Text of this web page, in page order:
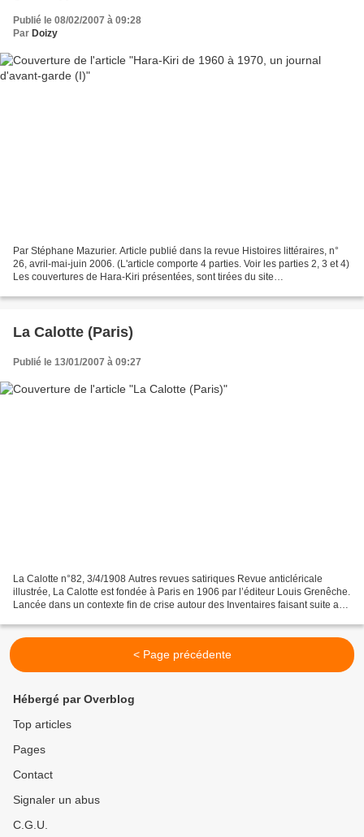
Publié le 08/02/2007 à 09:28
Par Doizy
Par Stéphane Mazurier. Article publié dans la revue Histoires littéraires, n°
26, avril-mai-juin 2006. (L'article comporte 4 parties. Voir les parties 2, 3 et 4)
Les couvertures de Hara-Kiri présentées, sont tirées du site
La Calotte (Paris)
Publié le 13/01/2007 à 09:27
La Calotte n°82, 3/4/1908 Autres revues satiriques Revue anticléricale
illustrée, La Calotte est fondée à Paris en 1906 par l’éditeur Louis Grenêche.
Lancée dans un contexte fin de crise autour des Inventaires faisant suite au
< Page précédente
Hébergé par Overblog
Top articles
Pages
Contact
Signaler un abus
C.G.U.